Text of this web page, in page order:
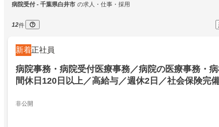
病院受付 - 千葉県白井市 の求人・仕事・採用
12件
新着正社員
病院事務・病院受付医療事務／病院の医療事務・
間休日120日以上／高給与／週休2日／社会保険完
ーク／年間休日120日以上／高給与／週休2日／社
非公開